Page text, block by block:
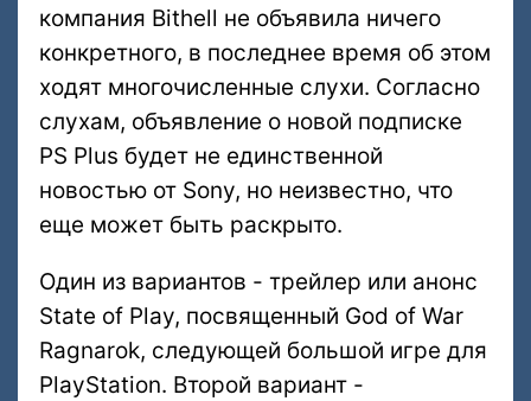
компания Bithell не объявила ничего
конкретного, в последнее время об этом
ходят многочисленные слухи. Согласно
слухам, объявление о новой подписке
PS Plus будет не единственной
новостью от Sony, но неизвестно, что
еще может быть раскрыто.
Один из вариантов - трейлер или анонс
State of Play, посвященный God of War
Ragnarok, следующей большой игре для
PlayStation. Второй вариант -